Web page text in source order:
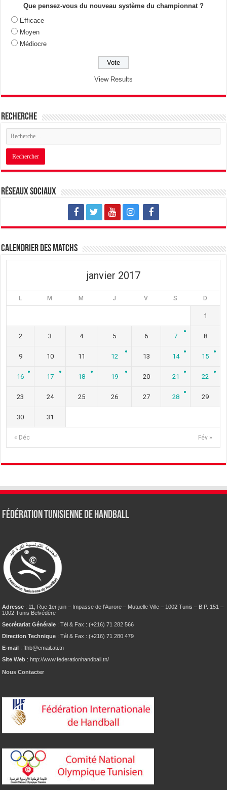
Que pensez-vous du nouveau système du championnat ?
Efficace
Moyen
Médiocre
View Results
Recherche
Réseaux sociaux
Calendrier des matchs
janvier 2017
L M M J V S D
« Déc Fév »
1
2 3 4 5 6 7 8
9 10 11 12 13 14 15
16 17 18 19 20 21 22
23 24 25 26 27 28 29
30 31
Fédération tunisienne de Handball
Adresse : 11, Rue 1er juin – Impasse de l’Aurore – Mutuelle Ville – 1002 Tunis – B.P. 151 –
1002 Tunis Belvédère
Secrétariat Générale : Tél & Fax : (+216) 71 282 566
Direction Technique : Tél & Fax : (+216) 71 280 479
E-mail : fthb@email.ati.tn
Site Web : http://www.federationhandball.tn/
Nous Contacter